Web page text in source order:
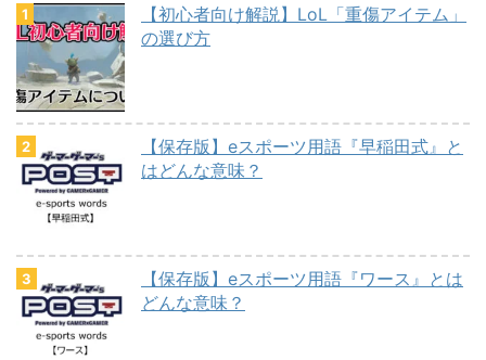
【初心者向け解説】LoL「重傷アイテム」
の選び方
【保存版】eスポーツ用語『早稲田式』と
はどんな意味？
【保存版】eスポーツ用語『ワース』とは
どんな意味？